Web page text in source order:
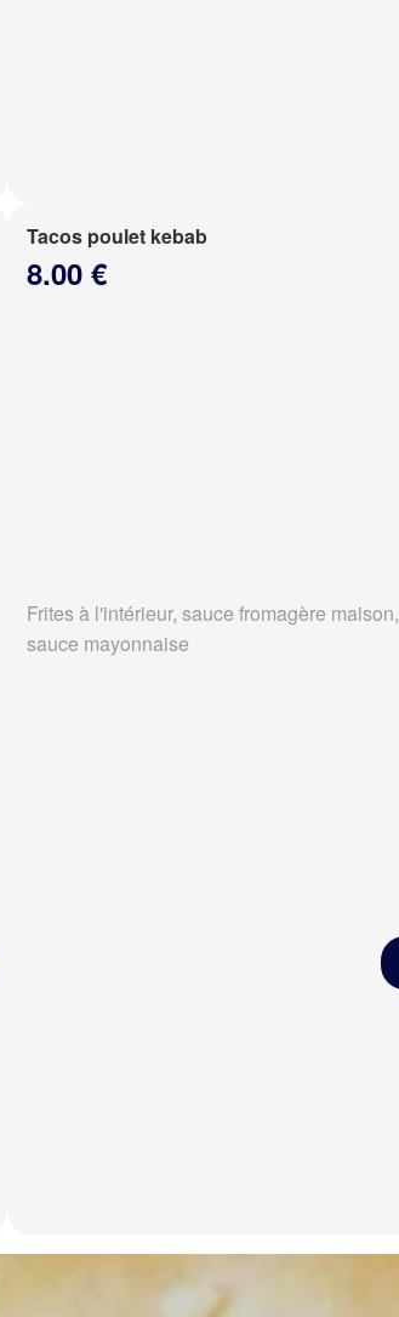
Tacos poulet kebab
8.00 €
Frites à l'intérieur, sauce fromagère maison,
sauce mayonnaise